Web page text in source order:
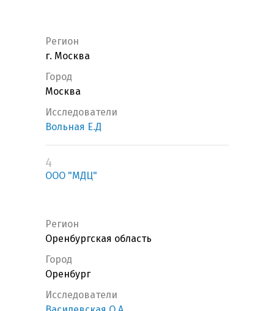
Регион
г. Москва
Город
Москва
Исследователи
Вольная Е.Д
4
ООО "МДЦ"
Регион
Оренбургская область
Город
Оренбург
Исследователи